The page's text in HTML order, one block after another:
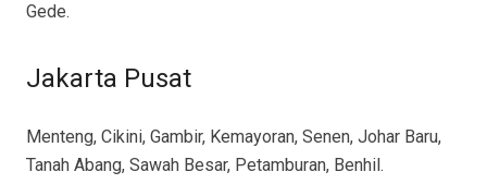
Gede.
Jakarta Pusat
Menteng, Cikini, Gambir, Kemayoran, Senen, Johar Baru,
Tanah Abang, Sawah Besar, Petamburan, Benhil.